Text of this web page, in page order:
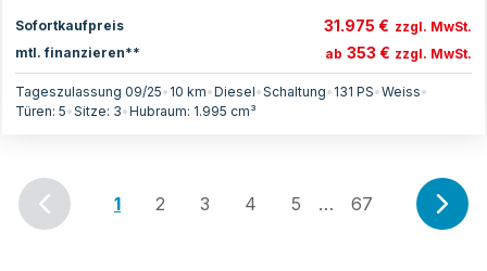
Sofortkaufpreis 31.975 € zzgl. MwSt.
mtl. finanzieren**
ab 353 € zzgl. MwSt.
Tageszulassung 09/25• 10 km•Diesel•Schaltung• 131 PS•Weiss•
Türen: 5•Sitze: 3•Hubraum: 1.995 cm³
1 2 3 4 5 … 67